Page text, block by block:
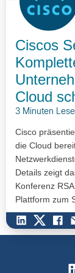
Ciscos
Cloud
3 Minuten
Cisco
die Cloud
Details zeigt
Konferenz
Plattform zum
ohne Public